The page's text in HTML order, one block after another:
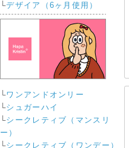
└デザイア（6ヶ月使用）
└ワンアンドオンリー
└シュガーハイ
└シークレティブ（マンスリ
ー）
└シークレティブ（ワンデー）